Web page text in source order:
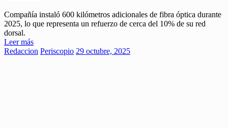
Compañía instaló 600 kilómetros adicionales de fibra óptica durante
2025, lo que representa un refuerzo de cerca del 10% de su red
dorsal.
Leer más
Redaccion Periscopio 29 octubre, 2025